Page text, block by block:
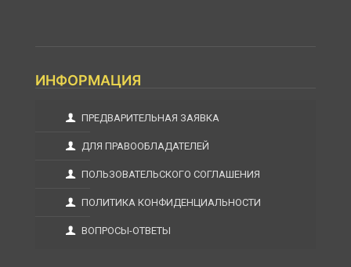
ИНФОРМАЦИЯ
ПРЕДВАРИТЕЛЬНАЯ ЗАЯВКА
ДЛЯ ПРАВООБЛАДАТЕЛЕЙ
ПОЛЬЗОВАТЕЛЬСКОГО СОГЛАШЕНИЯ
ПОЛИТИКА КОНФИДЕНЦИАЛЬНОСТИ
ВОПРОСЫ-ОТВЕТЫ